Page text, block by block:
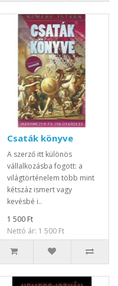
Csaták könyve
A szerző itt különös
vállalkozásba fogott: a
világtörténelem több mint
kétszáz ismert vagy
kevésbé i..
1 500 Ft
Nettó ár: 1 500 Ft